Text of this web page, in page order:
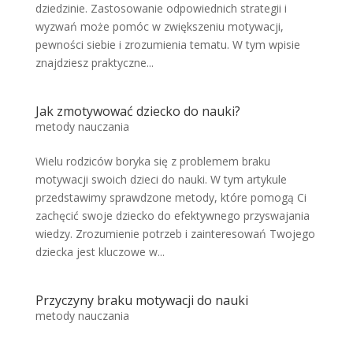
dziedzinie. Zastosowanie odpowiednich strategii i
wyzwań może pomóc w zwiększeniu motywacji,
pewności siebie i zrozumienia tematu. W tym wpisie
znajdziesz praktyczne...
Jak zmotywować dziecko do nauki?
metody nauczania
Wielu rodziców boryka się z problemem braku
motywacji swoich dzieci do nauki. W tym artykule
przedstawimy sprawdzone metody, które pomogą Ci
zachęcić swoje dziecko do efektywnego przyswajania
wiedzy. Zrozumienie potrzeb i zainteresowań Twojego
dziecka jest kluczowe w...
Przyczyny braku motywacji do nauki
metody nauczania